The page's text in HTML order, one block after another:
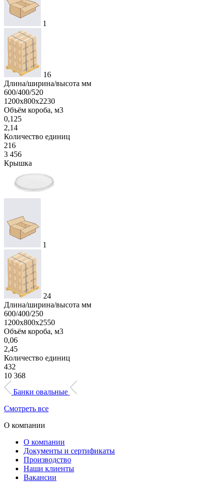
1
16
Длина/ширина/высота мм
600/400/520
1200х800х2230
Объём короба, м3
0,125
2,14
Количество единиц
216
3 456
Крышка
1
24
Длина/ширина/высота мм
600/400/250
1200х800х2550
Объём короба, м3
0,06
2,45
Количество единиц
432
10 368
Банки овальные
Смотреть все
О компании
О компании
Документы и сертификаты
Производство
Наши клиенты
Вакансии